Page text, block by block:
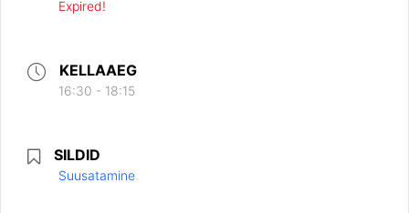
Expired!
KELLAAEG
16:30 - 18:15
SILDID
Suusatamine